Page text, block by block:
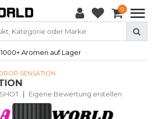
0
1000+ Aromen auf Lager
SENSATION
| Eigene Bewertung erstellen